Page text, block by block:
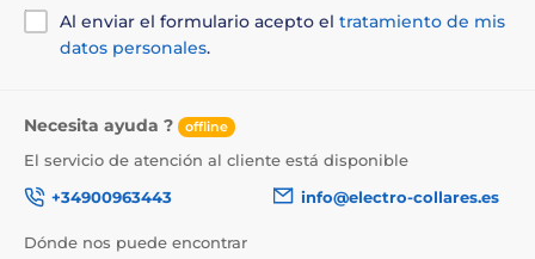
puede entrar aire en la comida. El aparato lleva
incorporado un recipiente de ventilación para evitar la
formación de moho.
Al enviar el formulario acepto el tratamiento de mis
datos personales.
Necesita ayuda ? offline
El servicio de atención al cliente está disponible
+34900963443
info@electro-collares.es
Dónde nos puede encontrar